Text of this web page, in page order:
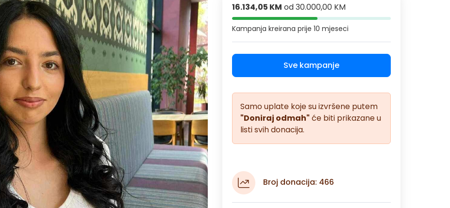
16.134,05 KM od30.000,00 KM
Kampanja kreiranaprije 10 mjeseci
Sve kampanje
Samo uplate koje su izvršene putem
"Doniraj odmah" će biti prikazane u
listi svih donacija.
Broj donacija: 466